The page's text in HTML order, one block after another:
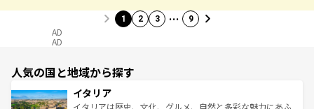
1 2 3 … 9
AD
AD
人気の国と地域から探す
イタリア
イタリアは歴史、文化、グルメ、自然と多彩な魅力にあふ